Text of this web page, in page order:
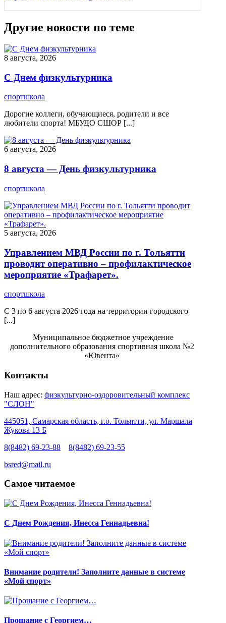
Другие новости по теме
8 августа, 2026
С Днем физкультурника
спортшкола
Дорогие коллеги, обучающиеся, родители и все
любители спорта! МБУДО СШОР [...]
6 августа, 2026
8 августа — День физкультурника
спортшкола
5 августа, 2026
Управлением МВД России по г. Тольятти
проводит оперативно – профилактическое
мероприятие «Трафарет».
спортшкола
С 3 по 6 августа 2026 года на территории городского
[...]
Муниципальное бюджетное учреждение
дополнительного образования спортивная школа №2
«Ювента»
Контакты
Наш адрес: физкультурно-оздоровительный комплекс
"СЛОН"
445051, Самарская область, г.о. Тольятти, ул. Маршала
Жукова 13 Б
8(8482) 69-23-88
8(8482) 69-23-55
bsred@mail.ru
Самое читаемое
С Днем Рождения, Инесса Геннадьевна!
Внимание родители! Заполните данные в системе
«Мой спорт»
Прощание с Георгием…